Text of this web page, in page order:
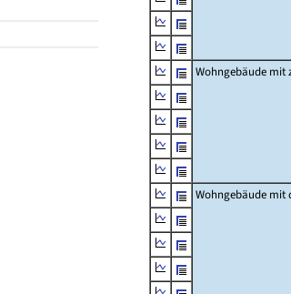
Wohngebäude mit
Wohngebäude mit